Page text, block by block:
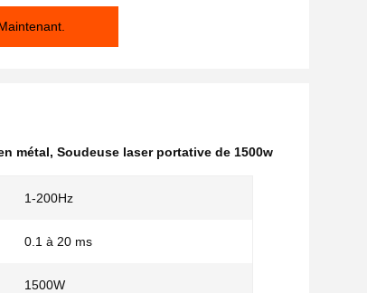
métal, Soudeuse laser portative de 1500w
1-200Hz
0.1 à 20 ms
1500W